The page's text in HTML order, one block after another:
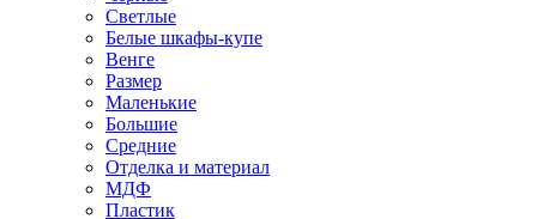
Светлые
Белые шкафы-купе
Венге
Размер
Маленькие
Большие
Средние
Отделка и материал
МДФ
Пластик